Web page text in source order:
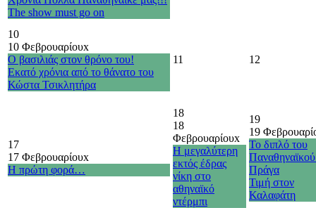
The show must go on
10
10 Φεβρουαρίουx
Ο βασιλιάς στον θρόνο του!
Εκατό χρόνια από το θάνατο του
Κώστα Τσικλητήρα
11 12
17
17 Φεβρουαρίουx
Η πρώτη φορά…
18
18
Φεβρουαρίουx
Η μεγαλύτερη
εκτός έδρας
νίκη στο
αθηναϊκό
ντέρμπι
19
19
Το διπλό του
Πράγα
Τιμή στον
Καλαφάτη